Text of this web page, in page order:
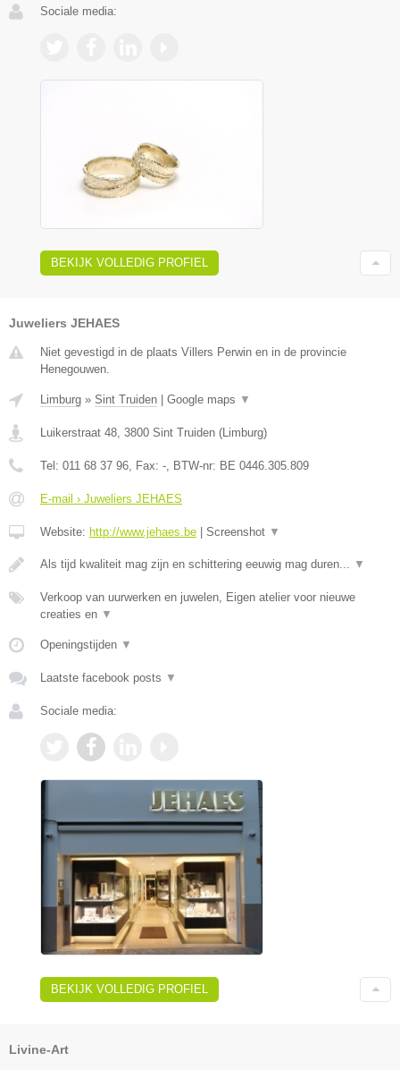
Sociale media:
BEKIJK VOLLEDIG PROFIEL
Juweliers JEHAES
Niet gevestigd in de plaats Villers Perwin en in de provincie
Henegouwen.
Limburg » Sint Truiden Google maps ▼
Luikerstraat 48, 3800 Sint Truiden (Limburg)
Tel: 011 68 37 96, Fax: -, BTW-nr: BE 0446.305.809
E-mail › Juweliers JEHAES
Website: http://www.jehaes.be Screenshot ▼
Als tijd kwaliteit mag zijn en schittering eeuwig mag duren... ▼
Verkoop van uurwerken en juwelen, Eigen atelier voor nieuwe
creaties en ▼
Openingstijden ▼
Laatste facebook posts ▼
Sociale media:
BEKIJK VOLLEDIG PROFIEL
Livine-Art